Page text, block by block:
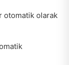
otomatik olarak